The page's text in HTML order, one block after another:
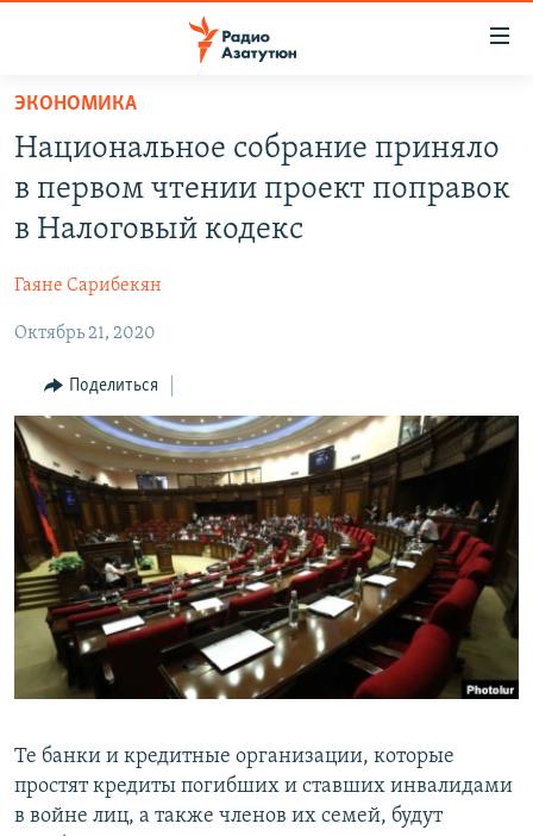
Перейти
основному
содержанию
Перейти
основной
навигации
Перейти
поиску
НОВОСТИ
ПОЛИТИКА
ЭКОНОМИКА
РЕГИОН
НАГОРНЫЙ КАРАБАХ
КУЛЬТУРА
СПОРТ
АРХИВ
Հայերեն
English
Русский
ЭКОНОМИКА
Национальное собрание приняло
в первом чтении проект поправок
в Налоговый кодекс
Гаяне Сарибекян
Октябрь 21, 2020
Поделиться
Те банки и кредитные организации, которые
простят кредиты погибших и ставших инвалидами
в войне лиц, а также членов их семей, будут